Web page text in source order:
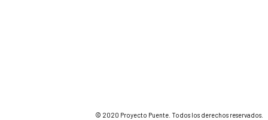
© 2020 Proyecto Puente. Todos los derechos reservados.